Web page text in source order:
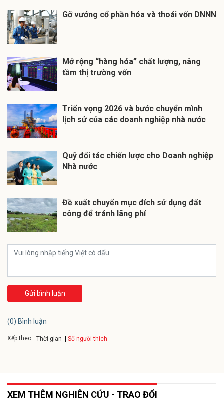
Gỡ vướng cổ phần hóa và thoái vốn DNNN
Mở rộng “hàng hóa” chất lượng, nâng
tầm thị trường vốn
Triển vọng 2026 và bước chuyển mình
lịch sử của các doanh nghiệp nhà nước
Quỹ đối tác chiến lược cho Doanh nghiệp
Nhà nước
Đề xuất chuyển mục đích sử dụng đất
công để tránh lãng phí
Gửi bình luận
(0) Bình luận
Xếp theo: Thời gian Số người thích
XEM THÊM NGHIÊN CỨU - TRAO ĐỔI